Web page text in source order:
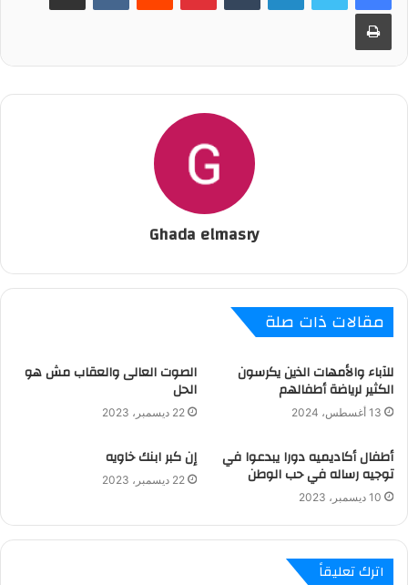
Ghada elmasry
مقالات ذات صلة
للآباء والأمهات الذين يكرسون
الكثير لرياضة أطفالهم
13 أغسطس، 2024
الصوت العالى والعقاب مش هو
الحل
22 ديسمبر، 2023
أطفال أكاديميه دورا يبدعوا في
توجيه رساله في حب الوطن
10 ديسمبر، 2023
إن كبر ابنك خاويه
22 ديسمبر، 2023
اترك تعليقاً